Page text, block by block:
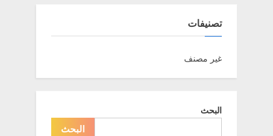
تصنيفات
غير مصنف
البحث
البحث